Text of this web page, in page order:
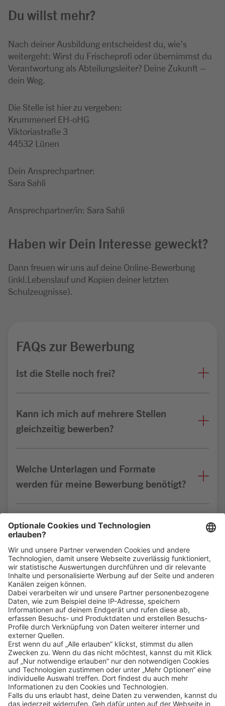
Du willst mehr?
Nach deiner Ausbildung entscheidest du, wie’s
weitergeht: Wirst du Frischeprofi oder übernimmst du
Verantwortung als Abteilungsleiter? Deine Zukunft –
dein Weg.
Die Stelle ist hier zu vergeben:
Krummenerl EH-oHG
Viktoriastraße 3
44532 Lünen
Dein Ansprechpartner:
Sara Sahli
Ansprechpartner/in: Sara Sahli
Haben wir Dein Interesse geweckt?
Dann freuen wir uns auf deine Online-Bewerbung
(inkl.Lebenslauf und Kopien deiner letzten
Schulzeugnisse).
FAQs zur Bewerbung
Ist die Stelle noch frei?
Kann ich mich auf mehrere Stellen
gleichzeitig bewerben?
Welche Unterlagen und Formate
werden für meine Bewerbung benötigt?
Bin ich für die Stelle geeignet?
Klickehier, um alle offenen Jobs zu sehen.
Impressum Datenschutz
Privatsphäre-Einstellungen
FAQ
Veranstaltungen